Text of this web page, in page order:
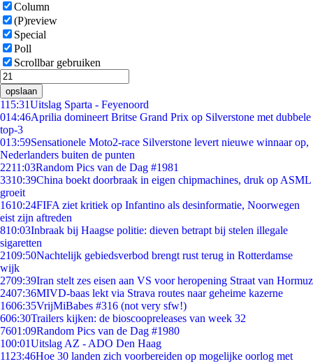
Column
(P)review
Special
Poll
Scrollbar gebruiken
opslaan
115:31Uitslag Sparta - Feyenoord
014:46Aprilia domineert Britse Grand Prix op Silverstone met dubbele
top-3
013:59Sensationele Moto2-race Silverstone levert nieuwe winnaar op,
Nederlanders buiten de punten
2211:03Random Pics van de Dag #1981
3310:39China boekt doorbraak in eigen chipmachines, druk op ASML
groeit
1610:24FIFA ziet kritiek op Infantino als desinformatie, Noorwegen
eist zijn aftreden
810:03Inbraak bij Haagse politie: dieven betrapt bij stelen illegale
sigaretten
2109:50Nachtelijk gebiedsverbod brengt rust terug in Rotterdamse
wijk
2709:39Iran stelt zes eisen aan VS voor heropening Straat van Hormuz
2407:36MIVD-baas lekt via Strava routes naar geheime kazerne
1606:35VrijMiBabes #316 (not very sfw!)
606:30Trailers kijken: de bioscoopreleases van week 32
7601:09Random Pics van de Dag #1980
100:01Uitslag AZ - ADO Den Haag
11 23:46Hoe 30 landen zich voorbereiden op mogelijke oorlog met